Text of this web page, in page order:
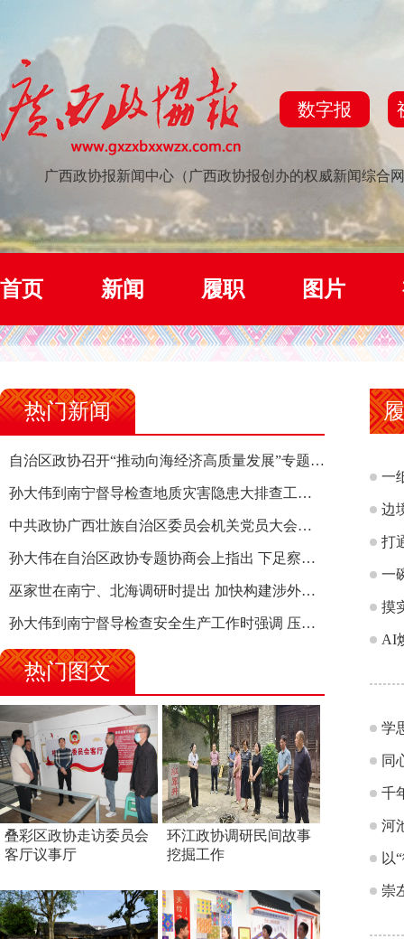
数字报
广西政协报新闻中心（广西政协报创办的权威新闻综合
首页 新闻 履职 图片
热门新闻
自治区政协召开“推动向海经济高质量发展”专题调研座谈会 钱学明出席并讲话
孙大伟到南宁督导检查地质灾害隐患大排查工作时强调 筑牢地质灾害安全防线 全力保障人民群众生命财产安全
中共政协广西壮族自治区委员会机关党员大会召开 选举产生新一届机关党委、机关纪委
孙大伟在自治区政协专题协商会上指出 下足察识谋督之功 恪尽服务大局之责 助推有色金属、关键金属产业高质量发展
巫家世在南宁、北海调研时提出 加快构建涉外法律供给集群 护航向海经济高质量发展
孙大伟到南宁督导检查安全生产工作时强调 压紧压实责任 狠抓隐患整治 坚决筑牢安全生产防线
热门图文
叠彩区政协走访委员会
客厅议事厅
环江政协调研民间故事
挖掘工作
一
边
打
一
摸
学
同
千
河
以
崇